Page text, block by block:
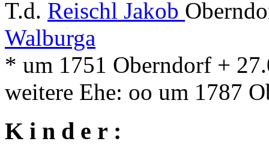
T.d. Reischl Jakob
Walburga
* um 1751 Oberndorf +
weitere Ehe: oo um 1787
K i n d e r :